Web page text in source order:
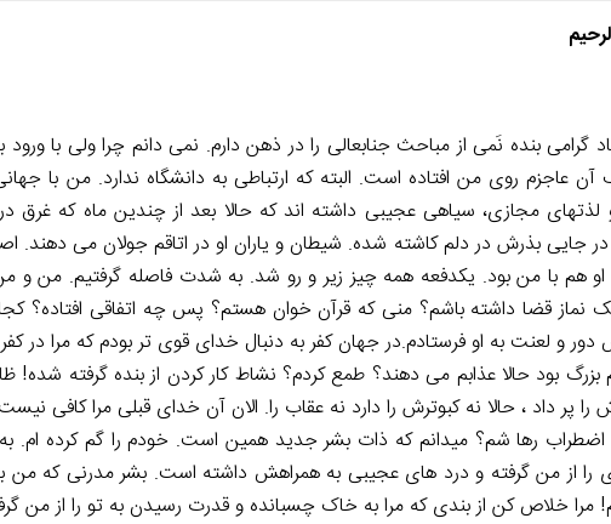
گرامی بنده نَمی از مباحث جنابعالی را در ذهن دارم. نمی دانم چرا ولی با
مجازی، سیاهی عجیبی داشته اند که حالا بعد از چندین ماه که غرق
در جایی بذرش در دلم کاشته شده. شیطان و یاران او در اتاقم جولان می
او هم با من بود. یکدفعه همه چیز زیر و رو شد. به شدت فاصله گرفتیم. من و
نماز قضا داشته باشم؟ منی که قرآن خوان هستم؟ پس چه اتفاقی افتاده؟
دور و لعنت به او فرستادم.در جهان کفر به دنبال خدای قوی تر بودم که مرا در
بزرگ بود حالا عذابم می دهند؟ طمع کردم؟ نشاط کار کردن از بنده گرفته
را پر داد ، حالا نه کبوترش را دارد نه عقاب را. الان آن خدای قبلی مرا
اضطراب رها شم؟ میدانم که ذات بشر جدید همین است. خودم را گم کرده ام.
را از من گرفته و درد های عجیبی به همراهش داشته است. بشر مدرنی که من
مرا خلاص کن از بندی که مرا به خاک چسبانده و قدرت رسیدن به تو را از من